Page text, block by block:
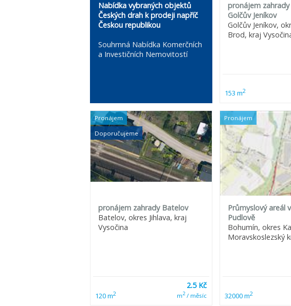
Nabídka vybraných objektů
Českých drah k prodeji napříč
Českou republikou
Souhrnná Nabídka Komerčních
a Investičních Nemovitostí
pronájem
Golčův Jeníkov
Golčův Jeníkov,
Brod, kraj
153 m2
Pronájem
Doporučujeme
pronájem zahrady Batelov
Batelov, okres Jihlava, kraj
Vysočina
120 m2
2.5 Kč
m2/ měsíc
Pronájem
Průmyslový areál
Pudlově
Bohumín, okres
Moravskoslezský
32000 m2